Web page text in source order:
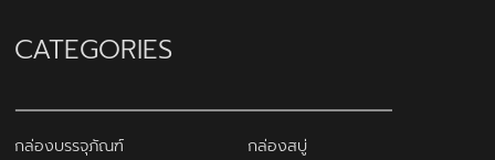
CATEGORIES
กล่องบรรจุภัณฑ์
กล่องสบู่